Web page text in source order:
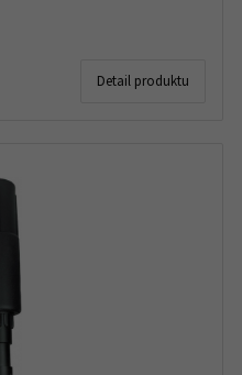
Detail produktu